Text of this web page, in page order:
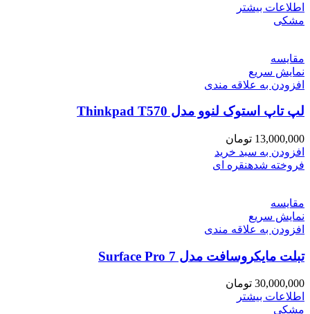
اطلاعات بیشتر
مشکی
مقايسه
نمایش سریع
افزودن به علاقه مندی
لپ تاپ استوک لنوو مدل Thinkpad T570
13,000,000 تومان
افزودن به سبد خرید
فروخته شدهنقره ای
مقايسه
نمایش سریع
افزودن به علاقه مندی
تبلت مایکروسافت مدل Surface Pro 7
30,000,000 تومان
اطلاعات بیشتر
مشکی